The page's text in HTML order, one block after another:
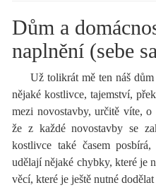
Dům a
naplnění (sebe
Už tolikrát mě ten náš dům
nějaké kostlivce, tajemství,
mezi novostavby, určitě víte,
že z každé novostavby se
kostlivce také časem
udělají nějaké chybky, které je
věcí, které je ještě nutné